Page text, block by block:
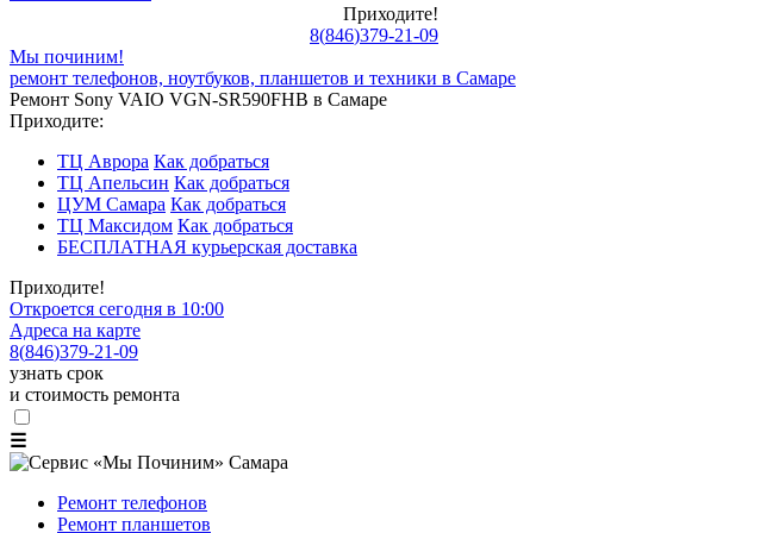
Приходите!
8(846)379-21-09
Мы починим!
ремонт телефонов, ноутбуков, планшетов и техники в Самаре
Ремонт Sony VAIO VGN-SR590FHB в Самаре
Приходите:
ТЦ Аврора Как добраться
ТЦ Апельсин Как добраться
ЦУМ Самара Как добраться
ТЦ Максидом Как добраться
БЕСПЛАТНАЯ курьерская доставка
Приходите!
Откроется сегодня в 10:00
Адреса на карте
8(846)379-21-09
узнать срок
и стоимость ремонта
☰
Ремонт телефонов
Ремонт планшетов